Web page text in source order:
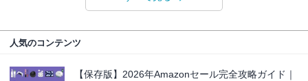
人気のコンテンツ
【保存版】2026年Amazonセール完全攻略ガイド｜